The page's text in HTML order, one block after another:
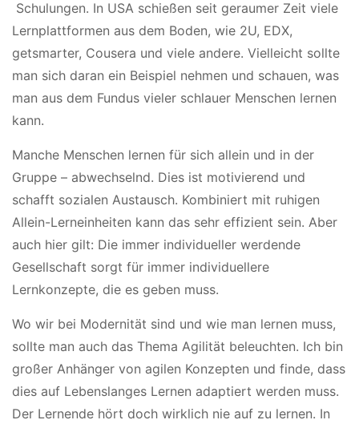
Schulungen. In USA schießen seit geraumer Zeit viele
Lernplattformen aus dem Boden, wie 2U, EDX,
getsmarter, Cousera und viele andere. Vielleicht sollte
man sich daran ein Beispiel nehmen und schauen, was
man aus dem Fundus vieler schlauer Menschen lernen
kann.
Manche Menschen lernen für sich allein und in der
Gruppe – abwechselnd. Dies ist motivierend und
schafft sozialen Austausch. Kombiniert mit ruhigen
Allein-Lerneinheiten kann das sehr effizient sein. Aber
auch hier gilt: Die immer individueller werdende
Gesellschaft sorgt für immer individuellere
Lernkonzepte, die es geben muss.
Wo wir bei Modernität sind und wie man lernen muss,
sollte man auch das Thema Agilität beleuchten. Ich bin
großer Anhänger von agilen Konzepten und finde, dass
dies auf Lebenslanges Lernen adaptiert werden muss.
Der Lernende hört doch wirklich nie auf zu lernen. In